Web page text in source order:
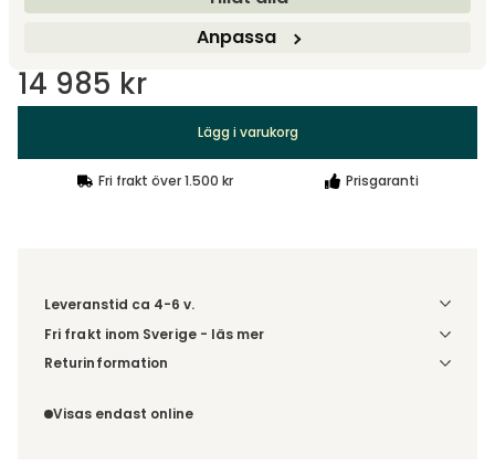
Anpassa
14 985 kr
Lägg i varukorg
Fri frakt över 1.500 kr Prisgaranti
Leveranstid ca 4-6 v.
Fri frakt inom Sverige - läs mer
Denna vara skickas till din port/tomtgräns. Innan leverans
ordern tillsammans.
Returinformation
inte av ångerrätten.
Visas endast online